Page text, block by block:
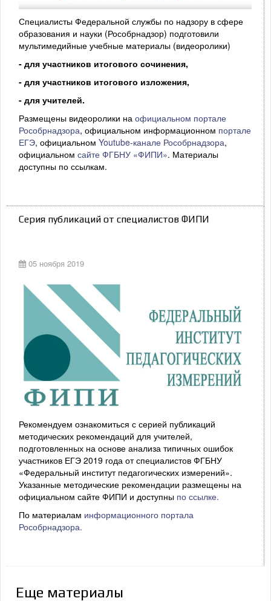
Специалисты Федеральной службы по надзору в сфере
образования и науки (Рособрнадзор) подготовили
мультимедийные учебные материалы (видеоролики)
- для участников итогового сочинения,
- для участников итогового изложения,
- для учителей.
Размещены видеоролики на официальном портале
Рособрнадзора, официальном информационном портале
ЕГЭ, официальном Youtube-канале Рособрнадзора,
официальном сайте ФГБНУ «ФИПИ». Материалы
доступны по ссылкам.
Серия публикаций от специалистов ФИПИ
05 ноября 2019
Рекомендуем ознакомиться с серией публикаций
методических рекомендаций для учителей,
подготовленных на основе анализа типичных ошибок
участников ЕГЭ 2019 года от специалистов ФГБНУ
«Федеральный институт педагогических измерений».
Указанные методические рекомендации размещены на
официальном сайте ФИПИ и доступны по ссылке.
По материалам информационного портала
Рособрнадзора.
Еще материалы